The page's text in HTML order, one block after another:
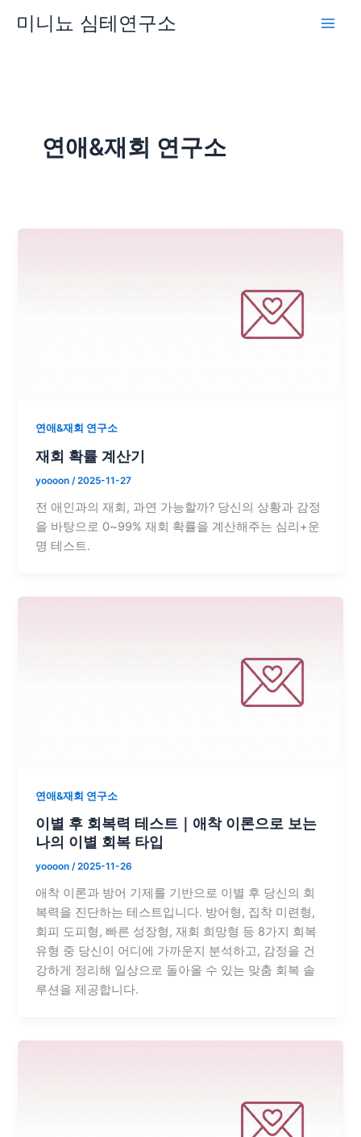
미니뇨 심테연구소
연애&재회 연구소
연애&재회 연구소
재회 확률 계산기
yoooon /2025-11-27
전 애인과의 재회, 과연 가능할까? 당신의 상황과 감정
을 바탕으로 0~99% 재회 확률을 계산해주는 심리+운
명 테스트.
연애&재회 연구소
이별 후 회복력 테스트｜애착 이론으로 보는
나의 이별 회복 타입
yoooon/2025-11-26
애착 이론과 방어 기제를 기반으로 이별 후 당신의 회
복력을 진단하는 테스트입니다. 방어형, 집착 미련형,
회피 도피형, 빠른 성장형, 재회 희망형 등 8가지 회복
유형 중 당신이 어디에 가까운지 분석하고, 감정을 건
강하게 정리해 일상으로 돌아올 수 있는 맞춤 회복 솔
루션을 제공합니다.